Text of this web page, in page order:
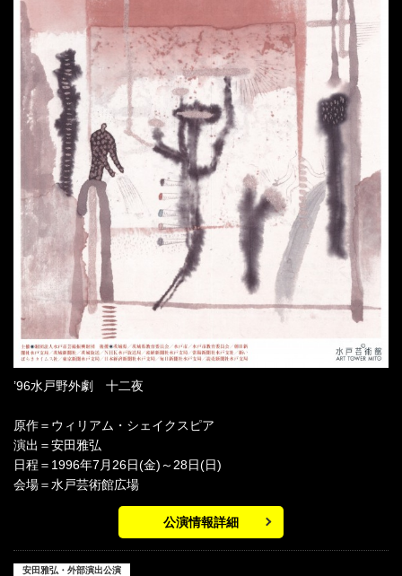
’96水戸野外劇 十二夜
原作＝ウィリアム・シェイクスピア
演出＝安田雅弘
日程＝1996年7月26日(金)～28日(日)
会場＝水戸芸術館広場
公演情報詳細
安田雅弘・外部演出公演